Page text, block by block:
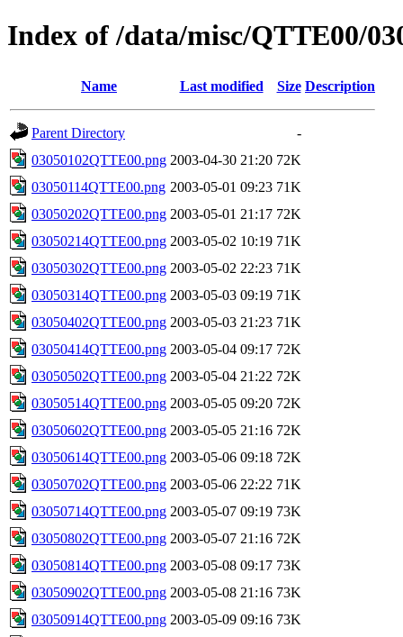
Index of /data/misc/QTTE00/
Name Last modified Size Description
Parent Directory
-
03050102QTTE00.png 2003-04-30 21:20 72K
03050114QTTE00.png 2003-05-01 09:23 71K
03050202QTTE00.png 2003-05-01 21:17 72K
03050214QTTE00.png 2003-05-02 10:19 71K
03050302QTTE00.png 2003-05-02 22:23 71K
03050314QTTE00.png 2003-05-03 09:19 71K
03050402QTTE00.png 2003-05-03 21:23 71K
03050414QTTE00.png 2003-05-04 09:17 72K
03050502QTTE00.png 2003-05-04 21:22 72K
03050514QTTE00.png 2003-05-05 09:20 72K
03050602QTTE00.png 2003-05-05 21:16 72K
03050614QTTE00.png 2003-05-06 09:18 72K
03050702QTTE00.png 2003-05-06 22:22 71K
03050714QTTE00.png 2003-05-07 09:19 73K
03050802QTTE00.png 2003-05-07 21:16 72K
03050814QTTE00.png 2003-05-08 09:17 73K
03050902QTTE00.png 2003-05-08 21:16 73K
03050914QTTE00.png 2003-05-09 09:16 73K